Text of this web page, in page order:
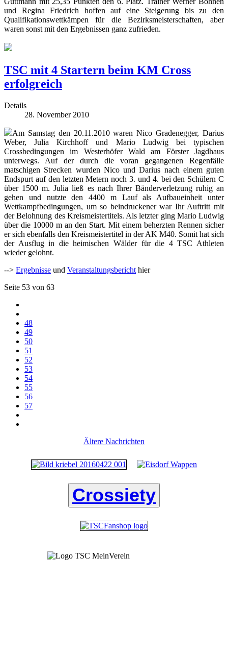
und Regina Friedrich hoffen auf eine Steigerung bis zu den
Qualifikationswettkämpen für die Bezirksmeisterschaften, aber
waren sonst mit den Ergebnissen ganz zufrieden.
TSC mit 4 Startern beim KM Cross
erfolgreich
Details
28. November 2010
Am Samstag den 20.11.2010 waren Nico Gradenegger, Darius
Weber, Julia Kirchhoff und Mario Ludwig bei typischen
Crossbedingungen im Westerhöfer Wald am Förster Jagdhaus
unterwegs. Auf der durch die voran gegangenen Regenfälle
matschigen Strecken wurden Nico und Darius nach einem guten
Endspurt auf den letzten Metern noch 3. und 4. bei den Schülern C
über 1500 m. Julia ließ es nach Ihrer Bänderverletzung ruhig an
gehen und nutzte den 4400 m Lauf als Aufbaueinheit unter
Wettkampfbedingungen, um so beindruckener war Ihr Auftritt mit
der Belohnung des Kreismeistertitels. Als letzter ging Mario Ludwig
über die 10000 m an den Start. Mit einem beherzten Rennen sicher
er sich ebenfalls den Kreismeistertitel in der AK M40. Somit hat sich
der Ausflug in die heimischen Wälder für die 4 TSC Athleten
wieder gelohnt.
--> Ergebnisse und Veranstaltungsbericht hier
Seite 53 von 63
48
49
50
51
52
53
54
55
56
57
Ältere Nachrichten
Crossiety